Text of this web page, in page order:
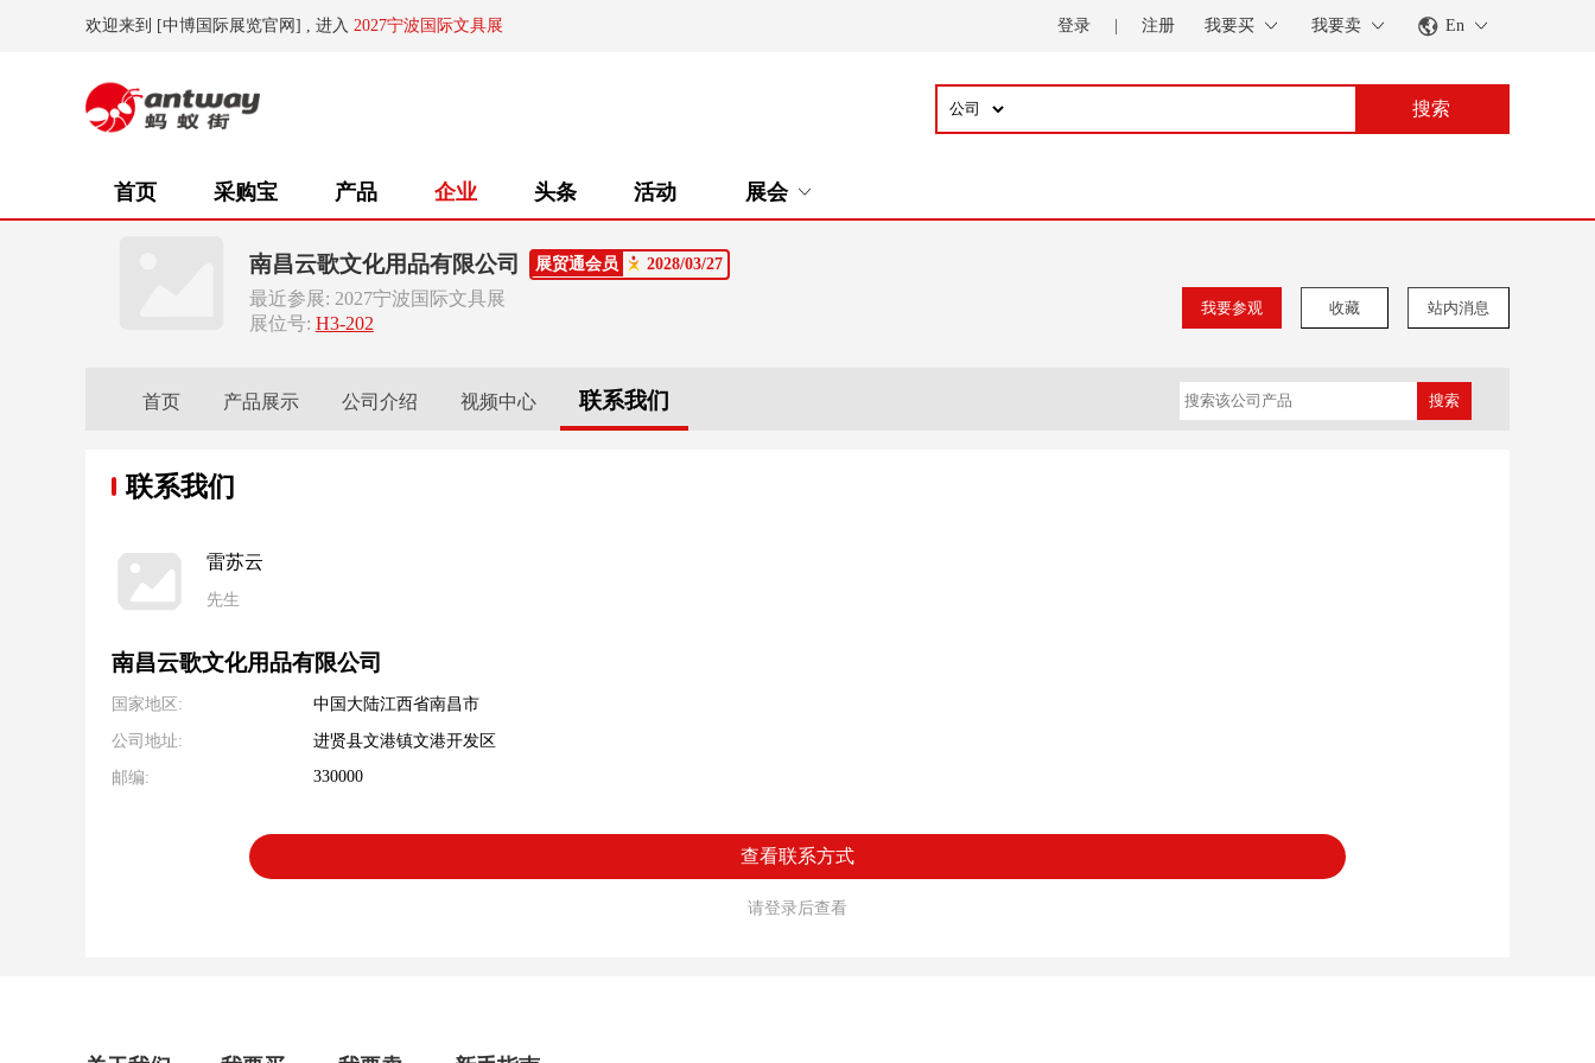
欢迎来到 [中博国际展览官网] , 进入 2027宁波国际文具展 登录 注册 我要买 我要卖 En
搜索
首页 采购宝 产品 企业 头条 活动 展会
南昌云歌文化用品有限公司 展贸通会员 2028/03/27
最近参展: 2027宁波国际文具展
展位号: H3-202
我要参观 收藏 站内消息
首页 产品展示 公司介绍 视频中心 联系我们 搜索
联系我们
雷苏云
先生
南昌云歌文化用品有限公司
国家地区:
中国大陆江西省南昌市
公司地址:
进贤县文港镇文港开发区
邮编:
330000
查看联系方式
请登录后查看